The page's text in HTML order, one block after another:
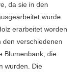
da sie in den
wurde.
erarbeitet worden
den verschiedenen
Blumenbank, die
wurden. Die